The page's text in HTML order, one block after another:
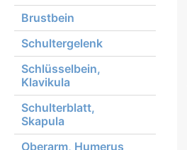
Brustbein
Schultergelenk
Schlüsselbein,
Klavikula
Schulterblatt,
Skapula
Oberarm, Humerus